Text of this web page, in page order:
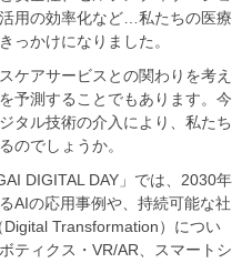
用の効率化など…私たちの医療
っかけになりました。
ケアサービスとの関わりを考え
予測することでもあります。今
タル技術の介入により、私たち
のでしょうか。
DIGITAL DAY」では、2030年
AIの応用事例や、持続可能な社
Transformation）につい
ティクス・VR/AR、スマートシ